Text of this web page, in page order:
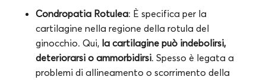
Condropatia Rotulea: È specifica per la
cartilagine nella regione della rotula del
ginocchio. Qui, la cartilagine può indebolirsi,
deteriorarsi o ammorbidirsi. Spesso è legata a
problemi di allineamento o scorrimento della